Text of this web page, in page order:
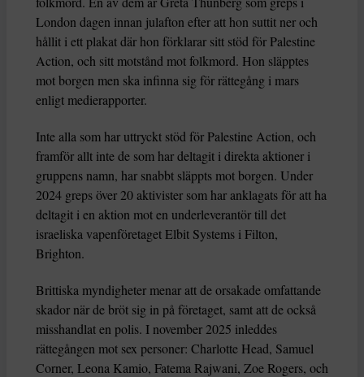
London dagen innan julafton efter att hon suttit ner och
hållit i ett plakat där hon förklarar sitt stöd för Palestine
Action, och sitt motstånd mot folkmord. Hon släpptes
mot borgen men ska infinna sig för rättegång i mars
enligt medierapporter.
Inte alla som har uttryckt stöd för Palestine Action, och
framför allt inte de som har deltagit i direkta aktioner i
gruppens namn, har snabbt släppts mot borgen. Under
2024 greps över 20 aktivister som har anklagats för att ha
deltagit i en aktion mot en underleverantör till det
israeliska vapenföretaget Elbit Systems i Filton,
Brighton.
Brittiska myndigheter menar att de orsakade omfattande
skador när de bröt sig in på företaget, samt att de också
misshandlat en polis. I november 2025 inleddes
rättegången mot sex personer: Charlotte Head, Samuel
Corner, Leona Kamio, Fatema Rajwani, Zoe Rogers, och